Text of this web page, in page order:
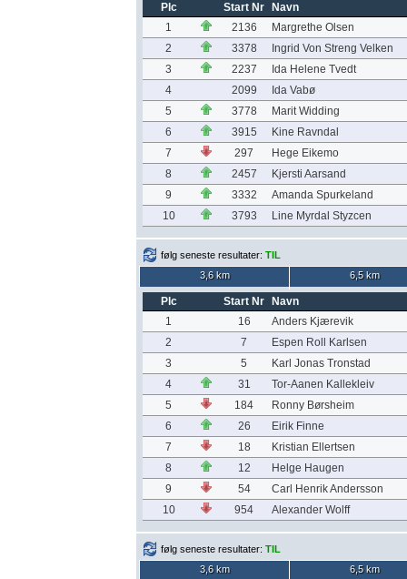
Plc Start Nr
Navn
1
2136
Margrethe Olsen
2
3378
Ingrid Von Streng Velken
3
2237
Ida Helene Tvedt
4
2099
Ida Vabø
5
3778
Marit Widding
6
3915
Kine Ravndal
7
297
Hege Eikemo
8
2457
Kjersti Aarsand
9
3332
Amanda Spurkeland
10
3793 Line Myrdal Styzcen
følg seneste resultater: TIL
3,6 km
6,5 km
Plc Start Nr
Navn
1
16
Anders Kjærevik
2
7
Espen Roll Karlsen
3
5
Karl Jonas Tronstad
4
31
Tor-Aanen Kallekleiv
5
184
Ronny Børsheim
6
26
Eirik Finne
7
18
Kristian Ellertsen
8
12
Helge Haugen
9
54
Carl Henrik Andersson
10
954 Alexander Wolff
følg seneste resultater: TIL
3,6 km
6,5 km